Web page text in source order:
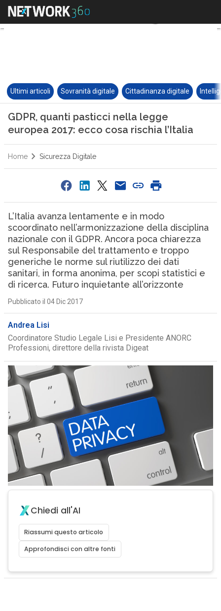
Ultimi articoli Sovranità digitale Cittadinanza digitale
GDPR, quanti pasticci nella legge
europea 2017: ecco cosa rischia l’Italia
Home Sicurezza Digitale
L’Italia avanza lentamente e in modo
scoordinato nell’armonizzazione della disciplina
nazionale con il GDPR. Ancora poca chiarezza
sul Responsabile del trattamento e troppo
generiche le norme sul riutilizzo dei dati
sanitari, in forma anonima, per scopi statistici e
di ricerca. Futuro inquietante all’orizzonte
Pubblicato il 04 Dic 2017
Andrea Lisi
Coordinatore Studio Legale Lisi e Presidente ANORC
Professioni, direttore della rivista Digeat
Chiedi all'AI
Riassumi questo articolo
Approfondisci con altre fonti